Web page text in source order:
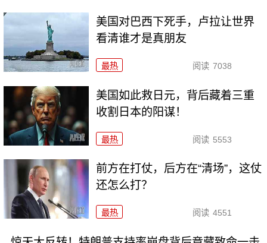
美国对巴西下死手，卢拉让世界
看清谁才是真朋友
最热 阅读 7038
美国如此救日元，背后藏着三重
收割日本的阳谋！
最热 阅读 5553
前方在打仗，后方在“清场”，这仗
还怎么打？
最热 阅读 4551